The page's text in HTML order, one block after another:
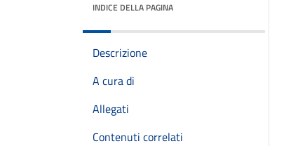
INDICE DELLA PAGINA
Descrizione
A cura di
Allegati
Contenuti correlati